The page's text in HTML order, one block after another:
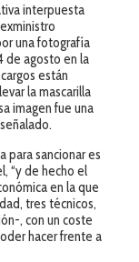
interpuesta
una fotografía
de agosto en la
están
la mascarilla
imagen fue una
para sancionar es
“y de hecho el
en la que
tres técnicos,
, con un coste
hacer frente a